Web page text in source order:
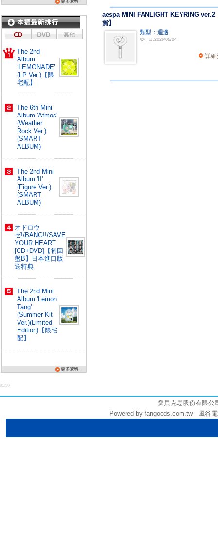
The 2nd
Album
‘LEMONADE’
(LP Ver.)【限
宅配】
The 6th Mini
Album 'Atmos'
(Weather
Rock Ver.)
(SMART
ALBUM)
The 2nd Mini
Album 'II'
(Figure Ver.)
(SMART
ALBUM)
オドロウ
ゼ!/BANG!!/SAVE
YOUR HEART
[CD+DVD]【初回
盤B】日本進口版
送特典
The 2nd Mini
Album 'Lemon
Tang'
(Summer Kit
Ver.)(Limited
Edition)【限宅
配】
aespa MINI FANLIGHT KEYRING ver.2
貨】
類型：週邊
發行日:2026/06/04
詳細
3210
愛貝克思股份有限
Powered by fangoods.com.tw 風谷電子商